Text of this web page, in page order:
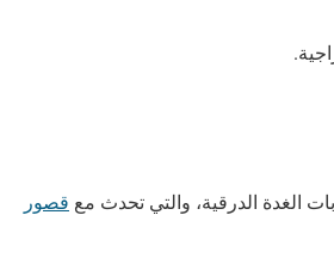
الغدة الدرقية، والتي تحدث مع قصور